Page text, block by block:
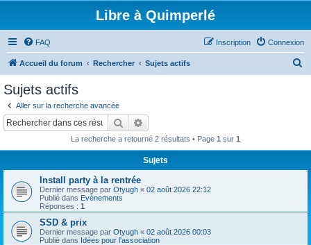
Libre à Quimperlé
FAQ Connexion
Inscription
Accueil du forum Rechercher Sujets actifs
r
Sujets actifs
Aller sur la recherche avancée
Rechercher
La recherche a retourné 2 résultats • Page 1 sur 1
Sujets
Install party à la rentrée
Dernier message par Otyugh « 02 août 2026 22:12
Publié dans Evènements
Réponses : 1
SSD & prix
Dernier message par Otyugh « 02 août 2026 00:03
Publié dans Idées pour l'association